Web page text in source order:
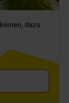
dazu